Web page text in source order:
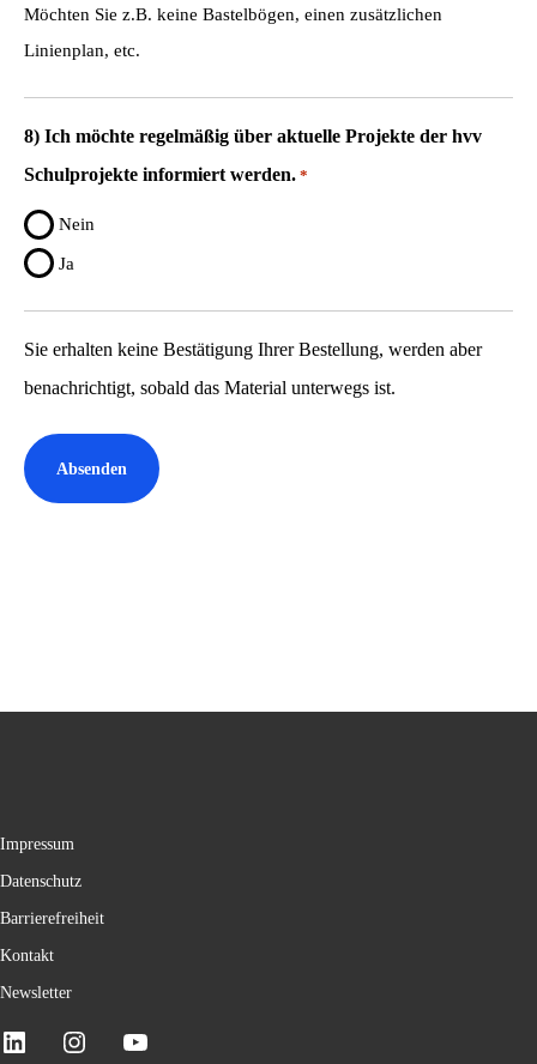
Möchten Sie z.B. keine Bastelbögen, einen zusätzlichen
Linienplan, etc.
8) Ich möchte regelmäßig über aktuelle Projekte der hvv
Schulprojekte informiert werden. *
Nein
Ja
Sie erhalten keine Bestätigung Ihrer Bestellung, werden aber
benachrichtigt, sobald das Material unterwegs ist.
Impressum
Datenschutz
Barrierefreiheit
Kontakt
Newsletter
LinkedIn Instagram